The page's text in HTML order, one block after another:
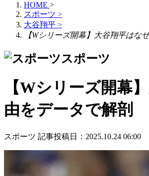
HOME >
スポーツ >
大谷翔平 >
【Wシリーズ開幕】大谷翔平は
スポーツ
【Wシリーズ開幕
由をデータで解剖
スポーツ 記事投稿日：2025.10.24 06:00